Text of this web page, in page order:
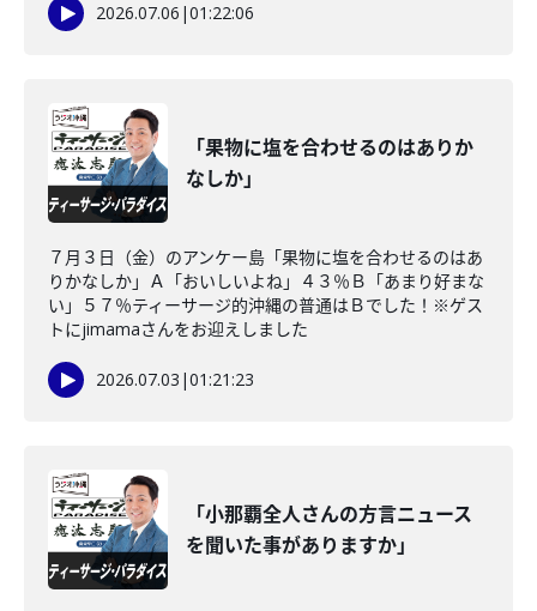
2026.07.06 |01:22:06
「果物に塩を合わせるのはありか
なしか」
７月３日（金）のアンケー島「果物に塩を合わせるのはあ
りかなしか」Ａ「おいしいよね」４３％Ｂ「あまり好まな
い」５７％ティーサージ的沖縄の普通はＢでした！※ゲス
トにjimamaさんをお迎えしました
2026.07.03 |01:21:23
「小那覇全人さんの方言ニュース
を聞いた事がありますか」